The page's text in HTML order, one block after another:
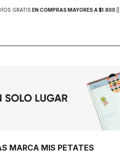
GRATISEN COMPRAS MAYORES A $1.800
MARCA MIS PETATES